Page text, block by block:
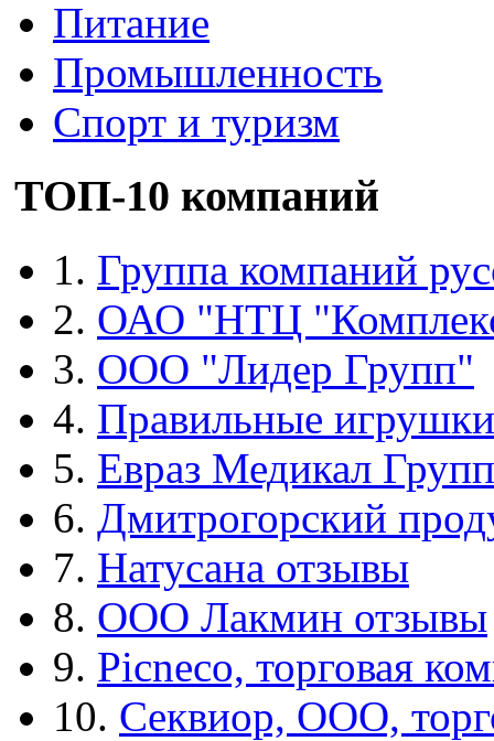
Питание
Промышленность
Спорт и туризм
ТОП-10 компаний
1. Группа компаний
2. ОАО "НТЦ
3. ООО "Лидер Групп"
4. Правильные игрушки
5. Евраз Медикал Групп
6. Дмитрогорский
7. Натусана отзывы
8. ООО Лакмин отзывы
9. Picneco, торговая
10. Секвиор, ООО,